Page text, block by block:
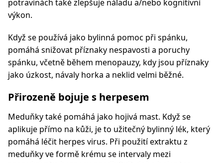
potravinách také zlepšuje náladu a/nebo kognitivní
výkon.
Když se používá jako bylinná pomoc při spánku,
pomáhá snižovat příznaky nespavosti a poruchy
spánku, včetně během menopauzy, kdy jsou příznaky
jako úzkost, návaly horka a neklid velmi běžné.
Přirozeně bojuje s herpesem
Meduňky také pomáhá jako hojivá mast. Když se
aplikuje přímo na kůži, je to užitečný bylinný lék, který
pomáhá léčit herpes virus. Při použití extraktu z
meduňky ve formě krému se intervaly mezi